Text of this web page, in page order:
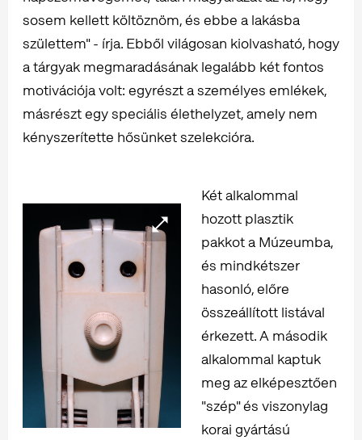
sosem kellett költöznöm, és ebbe a lakásba
születtem" - írja. Ebből világosan kiolvasható, hogy
a tárgyak megmaradásának legalább két fontos
motivációja volt: egyrészt a személyes emlékek,
másrészt egy speciális élethelyzet, amely nem
kényszerítette hősünket szelekcióra.
Két alkalommal
hozott plasztik
pakkot a Múzeumba,
és mindkétszer
hasonló, előre
összeállított listával
érkezett. A második
alkalommal kaptuk
meg az elképesztően
"szép" és viszonylag
korai gyártású